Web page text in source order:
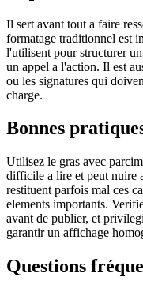
Il sert avant tout a faire
formatage traditionnel est
l'utilisent pour structurer
un appel a l'action. Il est
ou les signatures qui
charge.
Bonnes
Utilisez le gras avec
difficile a lire et peut nuire
restituent parfois mal ces
elements importants.
avant de publier, et
garantir un affichage
Questions